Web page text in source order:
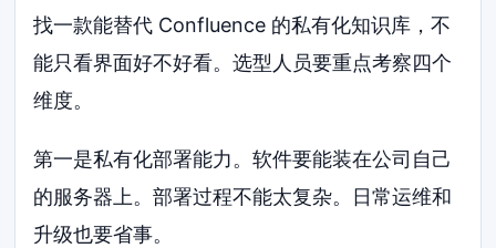
找一款能替代 Confluence 的私有化知识库，不
能只看界面好不好看。选型人员要重点考察四个
维度。
第一是私有化部署能力。软件要能装在公司自己
的服务器上。部署过程不能太复杂。日常运维和
升级也要省事。